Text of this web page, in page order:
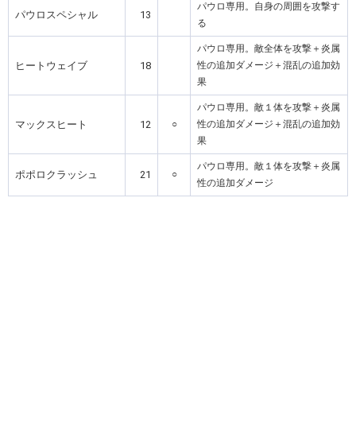
パウロスペシャル 13
パウロ専用。自身の周囲を攻撃す
る
ヒートウェイブ 18
パウロ専用。敵全体を攻撃＋炎属
性の追加ダメージ＋混乱の追加効
果
マックスヒート 12 ○
パウロ専用。敵１体を攻撃＋炎属
性の追加ダメージ＋混乱の追加効
果
ポポロクラッシュ 21 ○
パウロ専用。敵１体を攻撃＋炎属
性の追加ダメージ